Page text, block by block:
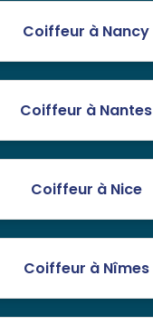
Coiffeur à Nancy
Coiffeur à Nantes
Coiffeur à Nice
Coiffeur à Nîmes